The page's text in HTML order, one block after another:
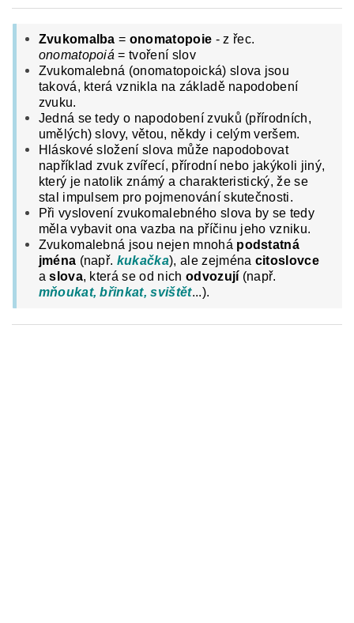
Zvukomalba= onomatopoie - z řec.
onomatopoiá = tvoření slov
Zvukomalebná (onomatopoická) slova jsou
taková, která vznikla na základě napodobení
zvuku.
Jedná se tedy o napodobení zvuků (přírodních,
umělých) slovy, větou, někdy i celým veršem.
Hláskové složení slova může napodobovat
například zvuk zvířecí, přírodní nebo jakýkoli jiný,
který je natolik známý a charakteristický, že se
stal impulsem pro pojmenování skutečnosti.
Při vyslovení zvukomalebného slova by se tedy
měla vybavit ona vazba na příčinu jeho vzniku.
Zvukomalebná jsou nejen mnohá podstatná
jména (např. kukačka), ale zejména citoslovce
aslova, která se od nich odvozují (např.
mňoukat, břinkat, svištět...).